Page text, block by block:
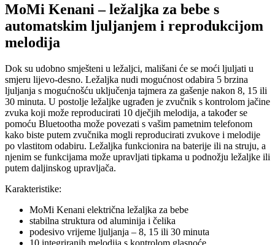
MoMi Kenani – ležaljka za bebe s
automatskim ljuljanjem i reprodukcijom
melodija
Dok su udobno smješteni u ležaljci, mališani će se moći ljuljati u
smjeru lijevo-desno. Ležaljka nudi mogućnost odabira 5 brzina
ljuljanja s mogućnošću uključenja tajmera za gašenje nakon 8, 15 ili
30 minuta. U postolje ležaljke ugrađen je zvučnik s kontrolom jačine
zvuka koji može reproducirati 10 dječjih melodija, a također se
pomoću Bluetootha može povezati s vašim pametnim telefonom
kako biste putem zvučnika mogli reproducirati zvukove i melodije
po vlastitom odabiru. Ležaljka funkcionira na baterije ili na struju, a
njenim se funkcijama može upravljati tipkama u podnožju ležaljke ili
putem daljinskog upravljača.
Karakteristike:
MoMi Kenani električna ležaljka za bebe
stabilna struktura od aluminija i čelika
podesivo vrijeme ljuljanja – 8, 15 ili 30 minuta
10 integriranih melodija s kontrolom glasnoće